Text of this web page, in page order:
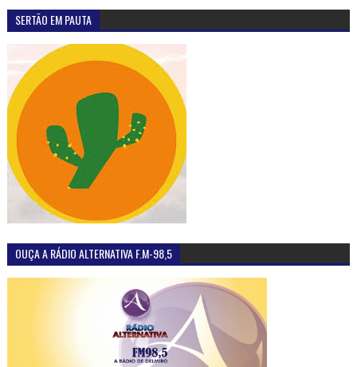
SERTÃO EM PAUTA
OUÇA A RÁDIO ALTERNATIVA F.M-98,5